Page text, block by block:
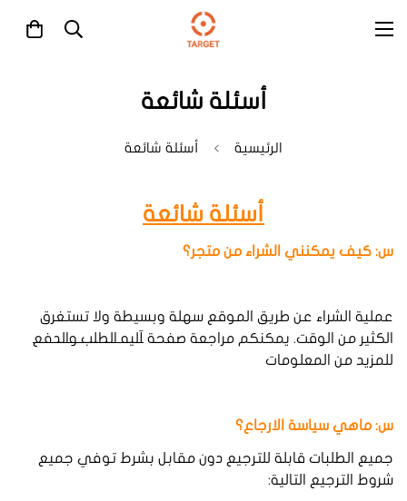
أسئلة شائعة
الرئيسية أسئلة شائعة
أسئلة شائعة
س: كيف يمكنني الشراء من متجر؟
عملية الشراء عن طريق الموقع سهلة وبسيطة ولا تستغرق
الكثير من الوقت. يمكنكم مراجعة صفحة
آليه الطلب والدفع
للمزيد من المعلومات
س: ماهي سياسة الارجاع؟
جميع الطلبات قابلة للترجيع دون مقابل بشرط توفي جميع
شروط الترجيع التالية: